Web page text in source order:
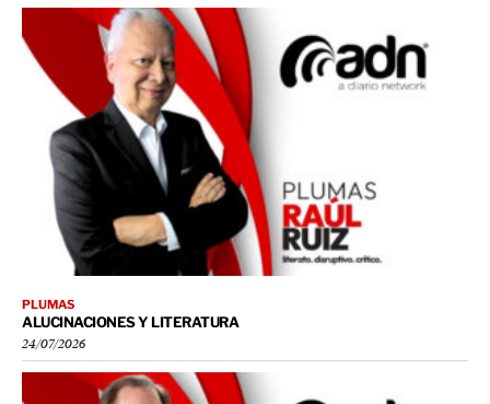
PLUMAS
ALUCINACIONES Y LITERATURA
24/07/2026